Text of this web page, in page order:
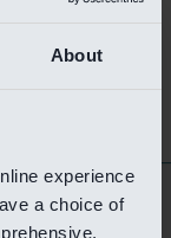
About
experience
a choice of